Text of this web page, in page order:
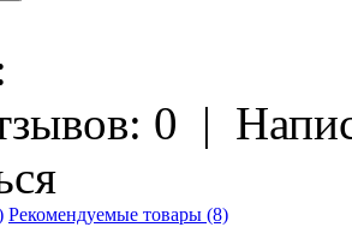
0 |
Рекомендуемые товары (8)